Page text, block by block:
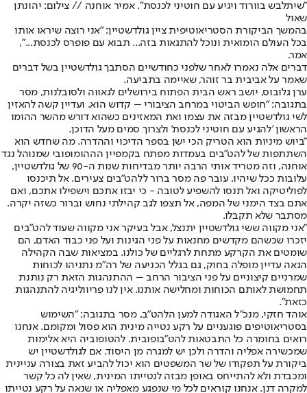
"שיתלבש בוורוד ויגיע עם חוטיני לכנסת". אמיר אוחנה // צילום: יהונתן
שאול
בהמשך הביקורת הסטריאוטיפית ציין גולדשטיין: "אני רוצה שיראו אותו
בכל העולם הומואית ונוכל להתגאות בזה... תבוא עם פופרס לכנסת...",
אמר.
דברים אלה נאמרו לאחר שלפני כחודשיים הסתבך גולדשטיין בשל דברים
שאמר על אביבית בר זוהר, שאיימה בתביעה.
ערן גלובוס, יושב ראש הבית הפתוח בירושלים לגאווה ולסובלנות, מסר
בתגובה: "חופש הביטוי במרחב הציבורי – קדוש הוא. ועדיין קשה להאזין
לשי גולדשטיין מבזה את עצמו ואת המאזינים כשהוא דורש מהשר ההומו
הראשון 'להגיע עם חוטיני לכנסת' ולצרוך סמים מעל הדוכן.
"ביוש מיניות הוא הטריק הכי ישן בספר הדיכוי וההדרה. מה שחדש הוא
השתתפות של להט"בים בעמדות מפתח בקמפיין הההומופובי שמנוהל נגד
אוחנה, וזה מטריד אותי הרבה יותר מבדיחות שנות ה-90 של גולדשטיין,
עלובות ככל שיהיו. עובר פה מסר ברור ללהט"בים צעירים. אל תיכנסו
לפוליטיקה ואל תנסו להשפיע לטובה - כי יבזו אתכם וישפילו אתכם, ואם
אתם בצד הימני של המפה, אל תצפו לגב קהילתי נחוש וברור כשזה יקרה.
מסתבר שלא תקבלו.
"אני מקווה ששי גולדשטיין יתנצל, אבל בעיקר אני מקווה שעוד להט"בים
יזכרו שכשהם מקדשים מחנאות על פני הגינות ועל פני כבוד האדם, הם
שומטים את הקרקע מתחת לרגליים של כולנו. במציאות שבה הקהילה
הגאה עדיין מופלה בחוק, גם בגלל הכניעה של רה"מ נתניהו לכוחות
שמרניים קיצוניים על פני הציבור הרחב – ההתנהגות הזאת רק נותנת
תחמושת לאותם הכוחות ומחלישה אותנו. אין לנו פריווליגיה להתנהגות
כזאת".
אוהד חזקי, מנכ"ל האגודה למען הלהט"ב, מסר בתגובה: "השימוש
בסטריאוטיפים פוגעניים על רקע נטייה מינית הוא פסול ומקומם. אנחנו
רואים בחומרה כל התבטאות להט"בופובית. להטופוביה היא אלימות
שמכשירה אפליה והדרה ולכן יש למגרה מן היסוד. אם לגולדשטיין יש
ביקורת על תפקודו של שר המשפטים הוא יכול להביע זאת בצורה עניינית
ומכבדת ולא להתייחס באופן מבזה לנטייתו המינית, שאין לה כל קשר
למקרה דנן. אנחנו קוראים לכל מי שנפגע מאפליה או שנאה על רקע נטייתו